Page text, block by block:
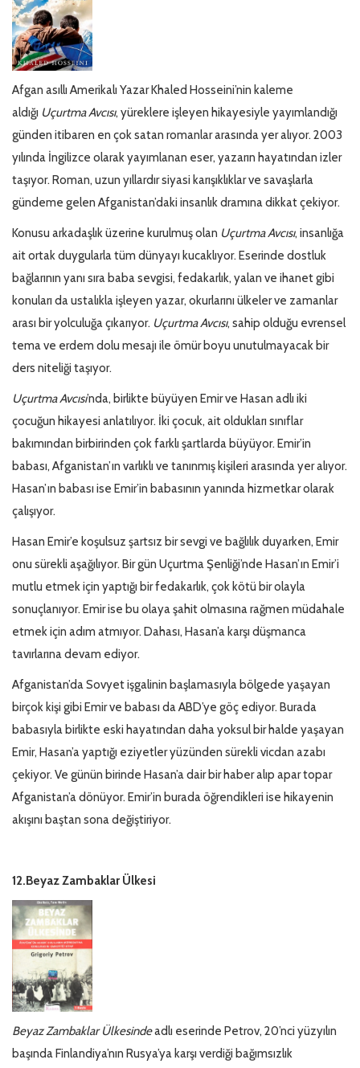
Afgan asıllı Amerikalı Yazar Khaled Hosseini’nin kaleme
aldığı Uçurtma Avcısı, yüreklere işleyen hikayesiyle yayımlandığı
günden itibaren en çok satan romanlar arasında yer alıyor. 2003
yılında İngilizce olarak yayımlanan eser, yazarın hayatından izler
taşıyor. Roman, uzun yıllardır siyasi karışıklıklar ve savaşlarla
gündeme gelen Afganistan’daki insanlık dramına dikkat çekiyor.
Konusu arkadaşlık üzerine kurulmuş olan Uçurtma Avcısı, insanlığa
ait ortak duygularla tüm dünyayı kucaklıyor. Eserinde dostluk
bağlarının yanı sıra baba sevgisi, fedakarlık, yalan ve ihanet gibi
konuları da ustalıkla işleyen yazar, okurlarını ülkeler ve zamanlar
arası bir yolculuğa çıkarıyor. Uçurtma Avcısı, sahip olduğu evrensel
tema ve erdem dolu mesajı ile ömür boyu unutulmayacak bir
ders niteliği taşıyor.
Uçurtma Avcısı’nda, birlikte büyüyen Emir ve Hasan adlı iki
çocuğun hikayesi anlatılıyor. İki çocuk, ait oldukları sınıflar
bakımından birbirinden çok farklı şartlarda büyüyor. Emir’in
babası, Afganistan’ın varlıklı ve tanınmış kişileri arasında yer alıyor.
Hasan’ın babası ise Emir’in babasının yanında hizmetkar olarak
çalışıyor.
Hasan Emir’e koşulsuz şartsız bir sevgi ve bağlılık duyarken, Emir
onu sürekli aşağılıyor. Bir gün Uçurtma Şenliği’nde Hasan’ın Emir’i
mutlu etmek için yaptığı bir fedakarlık, çok kötü bir olayla
sonuçlanıyor. Emir ise bu olaya şahit olmasına rağmen müdahale
etmek için adım atmıyor. Dahası, Hasan’a karşı düşmanca
tavırlarına devam ediyor.
Afganistan’da Sovyet işgalinin başlamasıyla bölgede yaşayan
birçok kişi gibi Emir ve babası da ABD’ye göç ediyor. Burada
babasıyla birlikte eski hayatından daha yoksul bir halde yaşayan
Emir, Hasan’a yaptığı eziyetler yüzünden sürekli vicdan azabı
çekiyor. Ve günün birinde Hasan’a dair bir haber alıp apar topar
Afganistan’a dönüyor. Emir’in burada öğrendikleri ise hikayenin
akışını baştan sona değiştiriyor.
12.Beyaz Zambaklar Ülkesi
Beyaz Zambaklar Ülkesindeadlı eserinde Petrov, 20’nci yüzyılın
başında Finlandiya’nın Rusya’ya karşı verdiği bağımsızlık